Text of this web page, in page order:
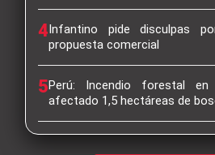
4Infantino pide disculpas
propuesta comercial
5Perú: Incendio forestal
afectado 1,5 hectáreas de